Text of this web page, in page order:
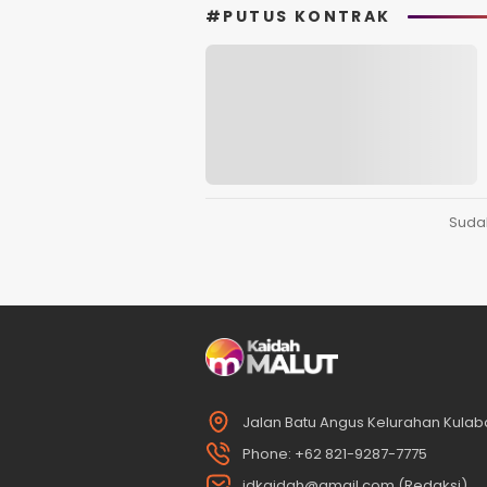
#PUTUS KONTRAK
Jalan Batu Angus Kelurahan
Phone: +62 821-9287-7775